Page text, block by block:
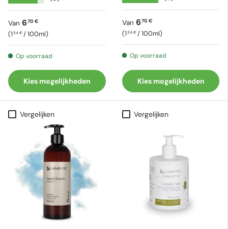
Reguliere prijs
Van 670 €
Eenheid prijs
134 € /100ml
Op voorraad
Kies mogelijkheden
Reguliere prijs
Van 670 €
Eenheid prijs
134 € /100ml
Op voorraad
Kies mogelijkheden
Vergelijken Vergelijken